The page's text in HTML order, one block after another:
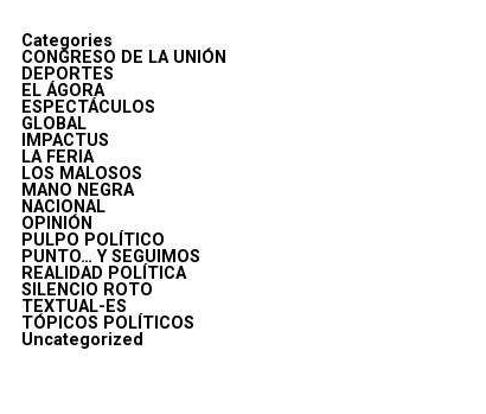
Categories
CONGRESO DE LA UNIÓN
DEPORTES
EL ÁGORA
ESPECTÁCULOS
GLOBAL
IMPACTUS
LA FERIA
LOS MALOSOS
MANO NEGRA
NACIONAL
OPINIÓN
PULPO POLÍTICO
PUNTO… Y SEGUIMOS
REALIDAD POLÍTICA
SILENCIO ROTO
TEXTUAL-ES
TÓPICOS POLÍTICOS
Uncategorized